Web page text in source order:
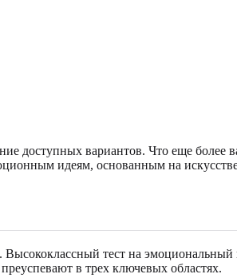
доступных вариантов. Что еще
идеям, основанным на
тест на
в трех ключевых областях.